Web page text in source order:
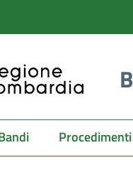
Procedimenti